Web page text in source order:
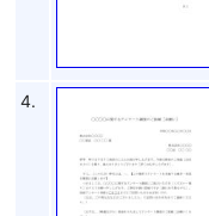
4.